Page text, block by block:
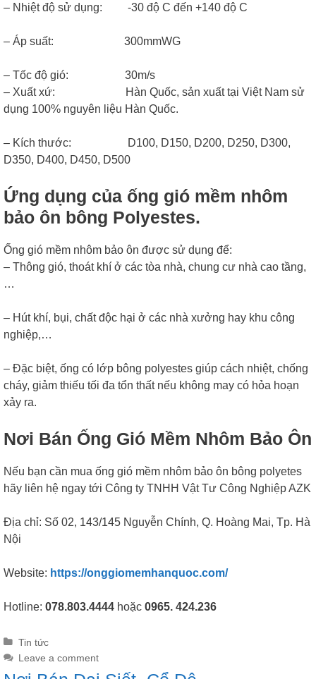
– Nhiệt độ sử dụng: -30 độ C đến +140 độ C
– Áp suất: 300mmWG
– Tốc độ gió: 30m/s
– Xuất xứ: Hàn Quốc, sản xuất tại Việt Nam sử
dụng 100% nguyên liệu Hàn Quốc.
– Kích thước: D100, D150, D200, D250, D300,
D350, D400, D450, D500
Ứng dụng của ống gió mềm nhôm
bảo ôn bông Polyestes.
Ống gió mềm nhôm bảo ôn được sử dụng để:
– Thông gió, thoát khí ở các tòa nhà, chung cư nhà cao tầng,
…
– Hút khí, bụi, chất độc hại ở các nhà xưởng hay khu công
nghiệp,…
– Đặc biệt, ống có lớp bông polyestes giúp cách nhiệt, chống
cháy, giảm thiếu tối đa tổn thất nếu không may có hỏa hoạn
xảy ra.
Nơi Bán Ống Gió Mềm Nhôm Bảo Ôn
Nếu bạn cần mua ống gió mềm nhôm bảo ôn bông polyetes
hãy liên hệ ngay tới Công ty TNHH Vật Tư Công Nghiệp AZK
Địa chỉ: Số 02, 143/145 Nguyễn Chính, Q. Hoàng Mai, Tp. Hà
Nội
Website: https://onggiomemhanquoc.com/
Hotline: 078.803.4444 hoặc 0965. 424.236
Categories
Tin tức
Leave a comment